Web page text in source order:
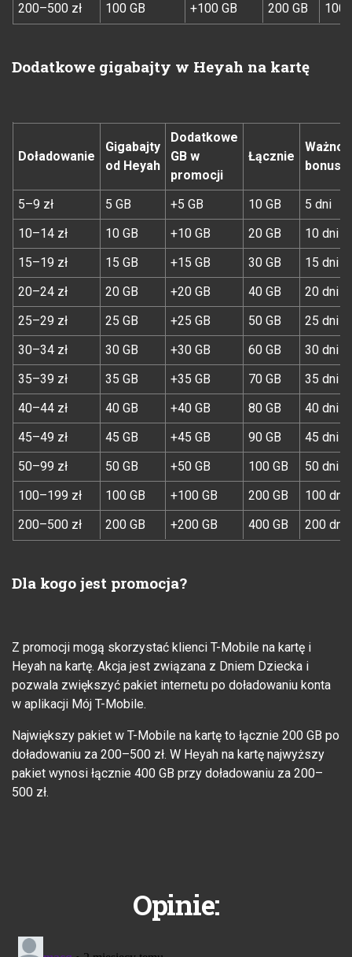
200–500 zł
100 GB +100 GB 200 GB 100
Dodatkowe gigabajty w Heyah na kartę
Doładowanie
Gigabajty
od Heyah
Dodatkowe
GB w
promocji
Łącznie
bonusu
5–9 zł 5 GB +5 GB 10 GB
5 dni
10–14 zł
10 GB +10 GB 20 GB
10 dni
15–19 zł
15 GB +15 GB 30 GB
15 dni
20–24 zł
20 GB +20 GB 40 GB
20 dni
25–29 zł
25 GB +25 GB 50 GB
25 dni
30–34 zł
30 GB +30 GB 60 GB
30 dni
35–39 zł
35 GB +35 GB 70 GB
35 dni
40–44 zł
40 GB +40 GB 80 GB
40 dni
45–49 zł
45 GB +45 GB 90 GB
45 dni
50–99 zł
50 GB +50 GB 100 GB
50 dni
100–199 zł
100 GB +100 GB 200 GB
100 dni
200–500 zł
200 GB +200 GB 400 GB 200 dni
Dla kogo jest promocja?
Z promocji mogą skorzystać klienci T-Mobile na kartę i
Heyah na kartę. Akcja jest związana z Dniem Dziecka i
pozwala zwiększyć pakiet internetu po doładowaniu konta
w aplikacji Mój T-Mobile.
Największy pakiet w T-Mobile na kartę to łącznie 200 GB po
doładowaniu za 200–500 zł. W Heyah na kartę najwyższy
pakiet wynosi łącznie 400 GB przy doładowaniu za 200–
500 zł.
Opinie: